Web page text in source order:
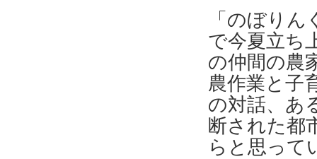
「のぼり
で今夏立ち
の仲間の農
農作業と子
の対話、あ
断された都
らと思って